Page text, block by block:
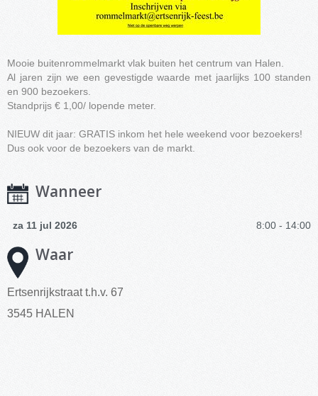
Mooie buitenrommelmarkt vlak buiten het centrum van Halen.
Al jaren zijn we een gevestigde waarde met jaarlijks 100 standen
en 900 bezoekers.
Standprijs € 1,00/ lopende meter.
NIEUW dit jaar: GRATIS inkom het hele weekend voor bezoekers!
Dus ook voor de bezoekers van de markt.
Wanneer
za 11 jul 2026 8:00 - 14:00
Waar
Ertsenrijkstraat t.h.v. 67
3545 HALEN